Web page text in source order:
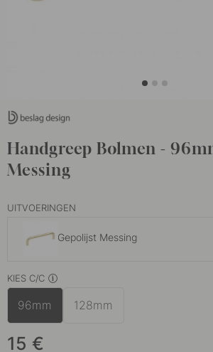
Handgreep Bolmen -
Messing
UITVOERINGEN
Gepolijst Messing
Onbehandeld Messing
KIES C/C
96mm 128mm
15 €